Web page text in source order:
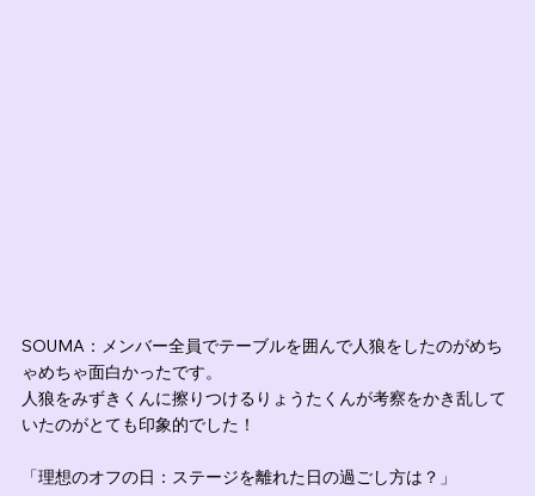
SOUMA：メンバー全員でテーブルを囲んで人狼をしたのがめち
ゃめちゃ面白かったです。
人狼をみずきくんに擦りつけるりょうたくんが考察をかき乱して
いたのがとても印象的でした！
「理想のオフの日：ステージを離れた日の過ごし方は？」